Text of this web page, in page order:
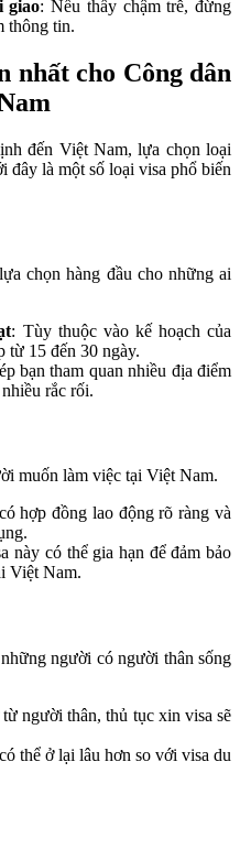
giao: Nếu thấy chậm trễ, đừng
thông tin.
nhất cho Công dân
đến Việt Nam, lựa chọn loại
đây là một số loại visa phổ biến
chọn hàng đầu cho những ai
: Tùy thuộc vào kế hoạch của
từ 15 đến 30 ngày.
bạn tham quan nhiều địa điểm
rắc rối.
muốn làm việc tại Việt Nam.
hợp đồng lao động rõ ràng và
này có thể gia hạn để đảm bảo
Việt Nam.
người có người thân sống
người thân, thủ tục xin visa sẽ
thể ở lại lâu hơn so với visa du